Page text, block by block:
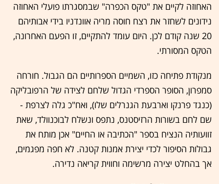
האחוזה לקיים את "טקס הכפרה" שבמסגרתו פועלי האחוזה
נידונים לשחזר את רצח חוסה מריה אוונדניו בידי אבותיהם
20 שנה קודם לכן. היום עומד להתקיים, זו הפעם האחרונה,
הטקס המסורתי.
מנקודת פתיחה כזו, השמיים הספרותיים הם הגבול. חורחה
סמפרון, הסופר הספרדי הגדול שלחם לצידה של הרפובליקה
(כנגד פרנקו וארבעת הגנרלים שלו), ואח"כ גלה לצרפת -
שם לחם בשורות הרזיסטנס, נתפס ונשלח לבוכנוולד, שאת
זוועותיה הנציח בספר "הכתיבה או החיים" אכן מותח את
גבולות הסיפור לכדי יצירת אמנות קטנה. לא חפה מפגמים,
אך בהחלט יצירה מרשימה וחווית קריאה נדירה.